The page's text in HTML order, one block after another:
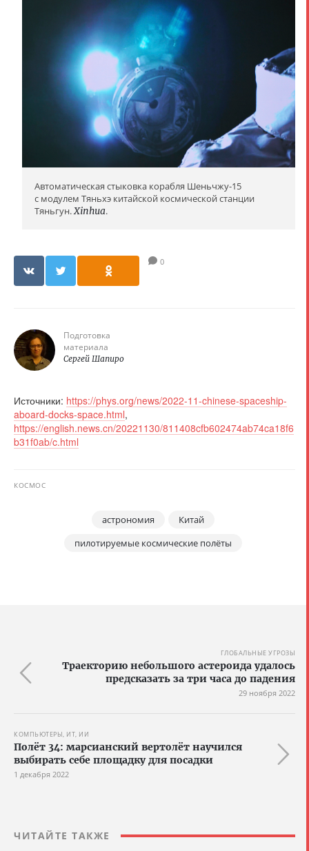
Автоматическая стыковка корабля Шеньчжу-15
с модулем Тяньхэ китайской космической станции
Тяньгун.Xinhua.
0
Подготовка
материала
Сергей Шапиро
Источники: https://phys.org/news/2022-11-chinese-spaceship-
aboard-docks-space.html,
https://english.news.cn/20221130/811408cfb602474ab74ca18f6
b31f0ab/c.html
КОСМОС
астрономия
Китай
пилотируемые космические полёты
ГЛОБАЛЬНЫЕ УГРОЗЫ
Траекторию небольшого астероида удалось
предсказать за три часа до падения
29 ноября 2022
КОМПЬЮТЕРЫ, ИТ, ИИ
Полёт 34: марсианский вертолёт научился
выбирать себе площадку для посадки
1 декабря 2022
ЧИТАЙТЕ ТАКЖЕ